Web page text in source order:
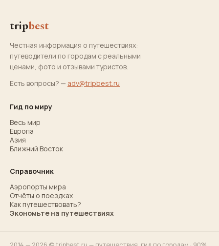
tripbest
Честная информация о путешествиях:
путеводители по городам с реальными
ценами, фото и отзывами туристов.
Есть вопросы? — adv@tripbest.ru
Гид по миру
Весь мир
Европа
Азия
Ближний Восток
Справочник
Аэропорты мира
Отчёты о поездках
Как путешествовать?
Экономьте на путешествиях